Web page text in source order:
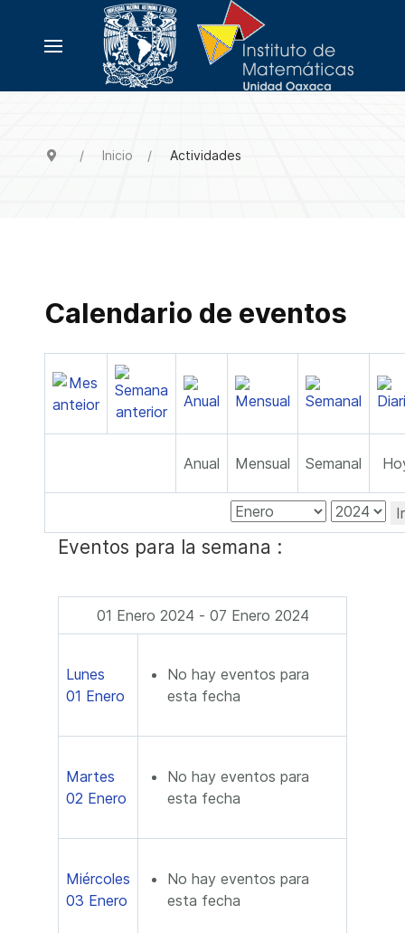
Inicio Actividades
Calendario de eventos
Anual Mensual Semanal
Eventos para la semana :
01 Enero 2024 - 07 Enero 2024
Lunes
01 Enero
No hay eventos para
esta fecha
Martes
02 Enero
No hay eventos para
esta fecha
Miércoles
03 Enero
No hay eventos para
esta fecha